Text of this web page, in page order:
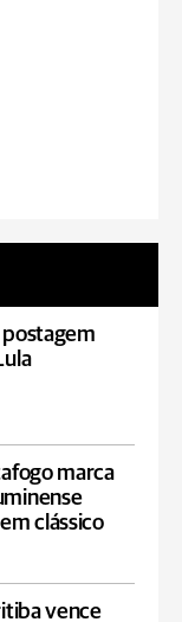
marca
clássico
vence